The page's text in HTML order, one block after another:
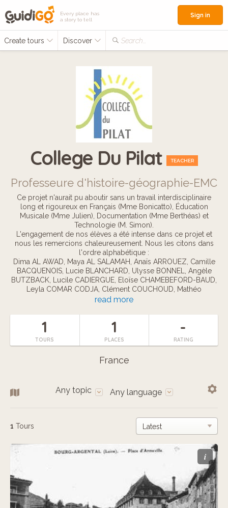
Every place has
a story to tell
Create tours Discover Search...
Sign in
College Du Pilat TEACHER
Professeure d'histoire-géographie-EMC
Ce projet n'aurait pu aboutir sans un travail interdisciplinaire
long et rigoureux en Français (Mme Bonicatto), Éducation
Musicale (Mme Julien), Documentation (Mme Berthéas) et
Technologie (M. Simon).
L'engagement de nos élèves a été intense dans ce projet et
nous les remercions chaleureusement. Nous les citons dans
l'ordre alphabétique :
Dima AL AWAD, Maya AL SALAMAH, Anaïs ARROUEZ, Camille
BACQUENOIS, Lucie BLANCHARD, Ulysse BONNEL, Angèle
BUTZBACK, Lucile CADIERGUE, Eloïse CHAMEBEFORD-BAUD,
Leyla COMAR CODJA, Clément COUCHOUD, Mathéo
DESMARTIN, Valentin DREVETON, Justine FAURE, Théo
PERON, Elie REBOULLET, Tao RIFFARD, Matisse TESTARD,
Gabin TREMOULHEAC, Tom VIALLETON.
Nous remercions aussi les élus de Bourg-Argental et toutes
FLEURY, Robert BOIRAYON, Philomène BARRALON.
read more
1
TOURS
1
PLACES
-
RATING
France
Any topic Any language
1 Tours
i